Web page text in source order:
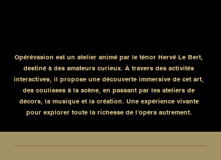
Opérévasion est un atelier animé par le ténor Hervé Le Bert,
destiné à des amateurs curieux. À travers des activités
interactives, il propose une découverte immersive de cet art,
des coulisses à la scène, en passant par les ateliers de
décors, la musique et la création. Une expérience vivante
pour explorer toute la richesse de l'opéra autrement.